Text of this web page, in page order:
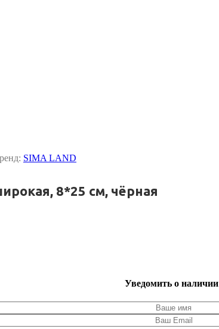
SIMA LAND
8*25 см, чёрная
Уведомить о наличии